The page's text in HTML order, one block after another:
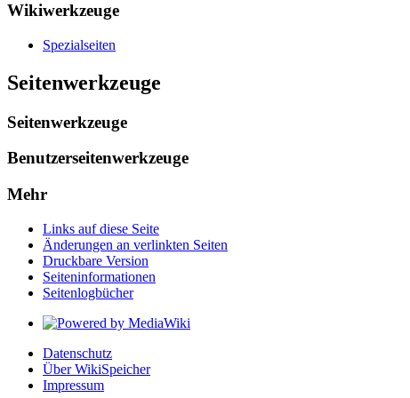
Wikiwerkzeuge
Spezialseiten
Seitenwerkzeuge
Seitenwerkzeuge
Benutzerseitenwerkzeuge
Mehr
Links auf diese Seite
Änderungen an verlinkten Seiten
Druckbare Version
Seiten­­informationen
Seitenlogbücher
Datenschutz
Über WikiSpeicher
Impressum